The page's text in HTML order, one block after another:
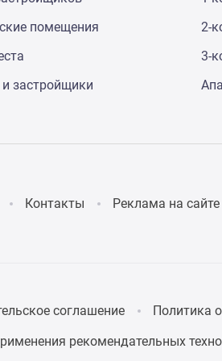
помещения
застройщики
2-
3-
Контакты Реклама на сайте
соглашение
Политика
рекомендательных